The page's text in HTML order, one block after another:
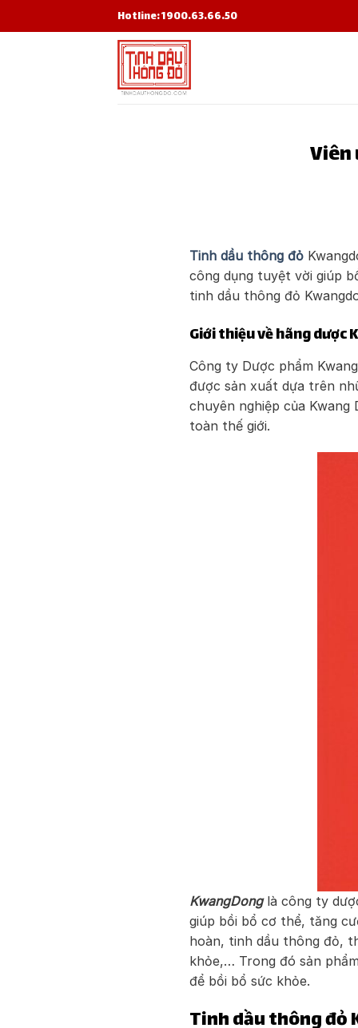
to
Hotline: 1900.63.66.50
Viên
Tinh dầu thông đỏ
công dụng tuyệt vời giúp
tinh dầu thông đỏ
Giới thiệu về hãng dược
Công ty Dược phẩm
được sản xuất dựa trên
chuyên nghiệp của
toàn thế giới.
KwangDonglà công ty
giúp bồi bổ cơ thể, tăng
hoàn, tinh dầu thông đỏ,
khỏe,… Trong đó sản
để bồi bổ sức khỏe.
Tinh dầu thông đỏ